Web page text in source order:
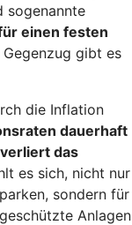
sogenannte
einen festen
Gegenzug gibt es
die Inflation
dauerhaft
das
es sich, nicht nur
sondern für
Anlagen